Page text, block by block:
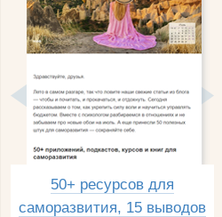
50+ ресурсов для
саморазвития, 15 выводов